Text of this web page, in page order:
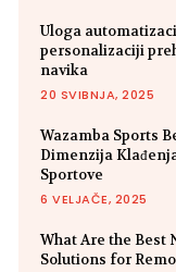
Uloga
personalizaciji
navika
20 SVIBNJA, 2025
Wazamba Sports
Dimenzija
Sportove
6 VELJAČE, 2025
What Are the Best
Solutions for